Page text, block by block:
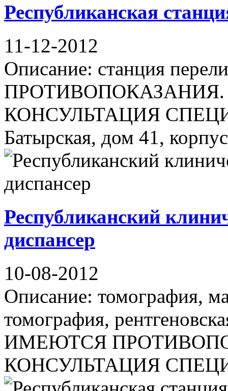
Республиканская
11-12-2012
Описание: станция
КОНСУЛЬТАЦИЯ
Батырская, дом 41,
Республиканский
диспансер
10-08-2012
Описание: томография,
томография,
ИМЕЮТСЯ
КОНСУЛЬТАЦИЯ